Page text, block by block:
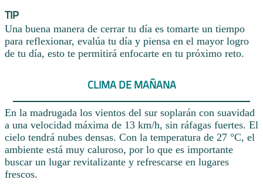
TIP
Una buena manera de cerrar tu día es tomarte un tiempo
para reflexionar, evalúa tu día y piensa en el mayor logro
de tu día, esto te permitirá enfocarte en tu próximo reto.
CLIMA DE MAÑANA
En la madrugada los vientos del sur soplarán con suavidad
a una velocidad máxima de 13 km/h, sin ráfagas fuertes. El
cielo tendrá nubes densas. Con la temperatura de 27 °C, el
ambiente está muy caluroso, por lo que es importante
buscar un lugar revitalizante y refrescarse en lugares
frescos.